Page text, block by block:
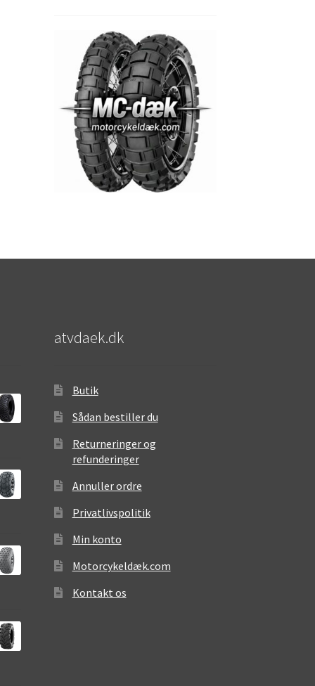
atvdaek.dk
Butik
Sådan bestiller du
Returneringer og
refunderinger
Annuller ordre
Privatlivspolitik
Min konto
Motorcykeldæk.com
Kontakt os